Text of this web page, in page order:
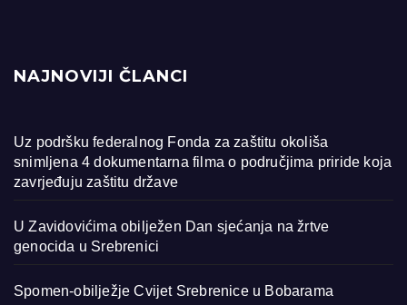
NAJNOVIJI ČLANCI
Uz podršku federalnog Fonda za zaštitu okoliša
snimljena 4 dokumentarna filma o područjima priride koja
zavrjeđuju zaštitu države
U Zavidovićima obilježen Dan sjećanja na žrtve
genocida u Srebrenici
Spomen-obilježje Cvijet Srebrenice u Bobarama